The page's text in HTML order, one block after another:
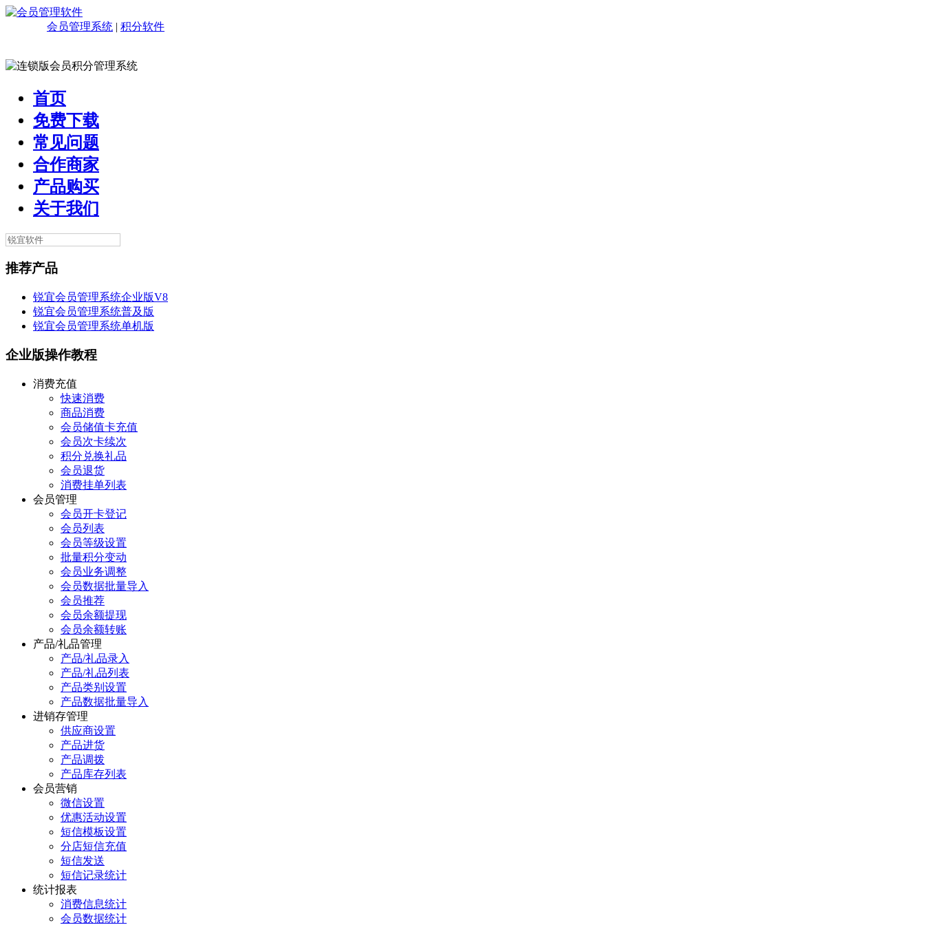
会员管理系统 | 积分软件
首页
免费下载
常见问题
合作商家
产品购买
关于我们
推荐产品
锐宜会员管理系统企业版V8
锐宜会员管理系统普及版
锐宜会员管理系统单机版
企业版操作教程
消费充值
快速消费
商品消费
会员储值卡充值
会员次卡续次
积分兑换礼品
会员退货
消费挂单列表
会员管理
会员开卡登记
会员列表
会员等级设置
批量积分变动
会员业务调整
会员数据批量导入
会员推荐
会员余额提现
会员余额转账
产品/礼品管理
产品/礼品录入
产品/礼品列表
产品类别设置
产品数据批量导入
进销存管理
供应商设置
产品进货
产品调拨
产品库存列表
会员营销
微信设置
优惠活动设置
短信模板设置
分店短信充值
短信发送
短信记录统计
统计报表
消费信息统计
会员数据统计